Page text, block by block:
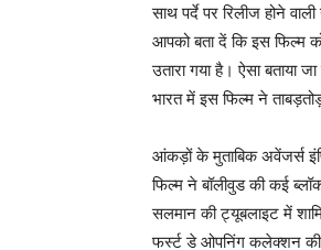
साथ पर्दे पर रिलीज होने
आपको बता दें कि इस फिल्म
उतारा गया है। ऐसा
भारत में इस फिल्म ने
आंकड़ों के मुताबिक अवेंजर्स
फिल्म ने बॉलीवुड की कई
सलमान की ट्यूबलाइट में
फर्स्ट डे ओपनिंग कलेक्शन की